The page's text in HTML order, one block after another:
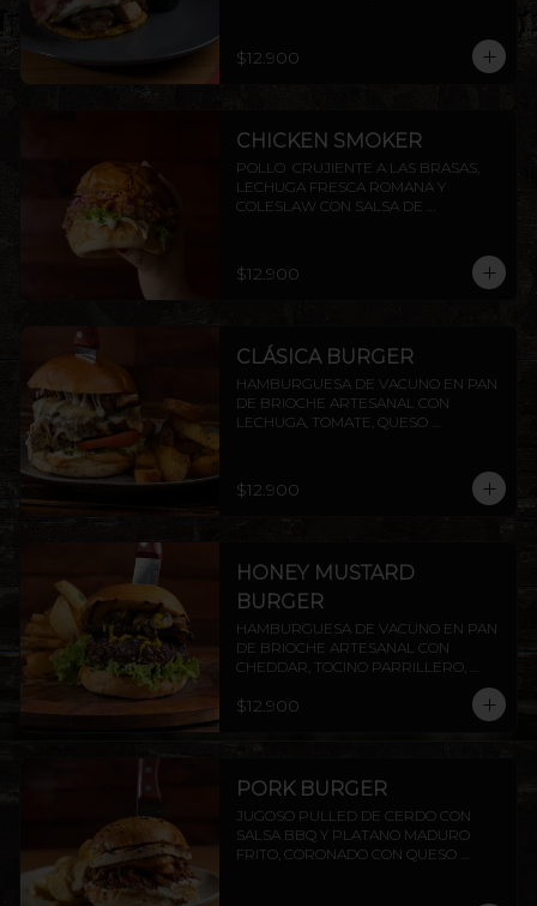
DE SALSA CHIMICHURRI Y NATA
$12.900
CHICKEN SMOKER
POLLO  CRUJIENTE A LAS BRASAS,
LECHUGA FRESCA ROMANA Y
COLESLAW CON SALSA DE
DE LA CASA. ACOMPAÑADO DE
PAPAS RUSTICAS.
$12.900
CLÁSICA BURGER
HAMBURGUESA DE VACUNO EN PAN
DE BRIOCHE ARTESANAL CON
LECHUGA, TOMATE, QUESO
RÚSTICAS.
$12.900
HONEY MUSTARD
BURGER
HAMBURGUESA DE VACUNO EN PAN
DE BRIOCHE ARTESANAL CON
CHEDDAR, TOCINO PARRILLERO,
HONEY MUSTARD.INCLUYE PAPAS
$12.900
PORK BURGER
JUGOSO PULLED DE CERDO CON
SALSA BBQ Y PLATANO MADURO
FRITO, CORONADO CON QUESO